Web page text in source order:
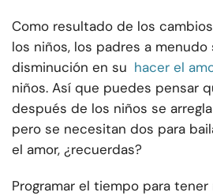
Como resultado de los
los niños, los padres a
disminución en su hacer el
niños. Así que puedes pensar
después de los niños se
pero se necesitan dos para
el amor, ¿recuerdas?
Programar el tiempo para